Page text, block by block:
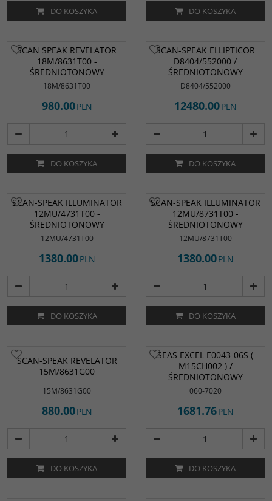
DO KOSZYKA DO KOSZYKA
SCAN SPEAK REVELATOR
18M/8631T00 -
ŚREDNIOTONOWY
18M/8631T00
980.00PLN
DO KOSZYKA
SCAN-SPEAK ELLIPTICOR
D8404/552000 /
ŚREDNIOTONOWY
D8404/552000
12480.00PLN
DO KOSZYKA
SCAN-SPEAK ILLUMINATOR
12MU/4731T00 -
ŚREDNIOTONOWY
12MU/4731T00
1380.00PLN
DO KOSZYKA
SCAN-SPEAK ILLUMINATOR
12MU/8731T00 -
ŚREDNIOTONOWY
12MU/8731T00
1380.00PLN
DO KOSZYKA
SCAN-SPEAK REVELATOR
15M/8631G00
15M/8631G00
880.00PLN
DO KOSZYKA
SEAS EXCEL E0043-06S (
M15CH002 ) /
ŚREDNIOTONOWY
060-7020
1681.76PLN
DO KOSZYKA